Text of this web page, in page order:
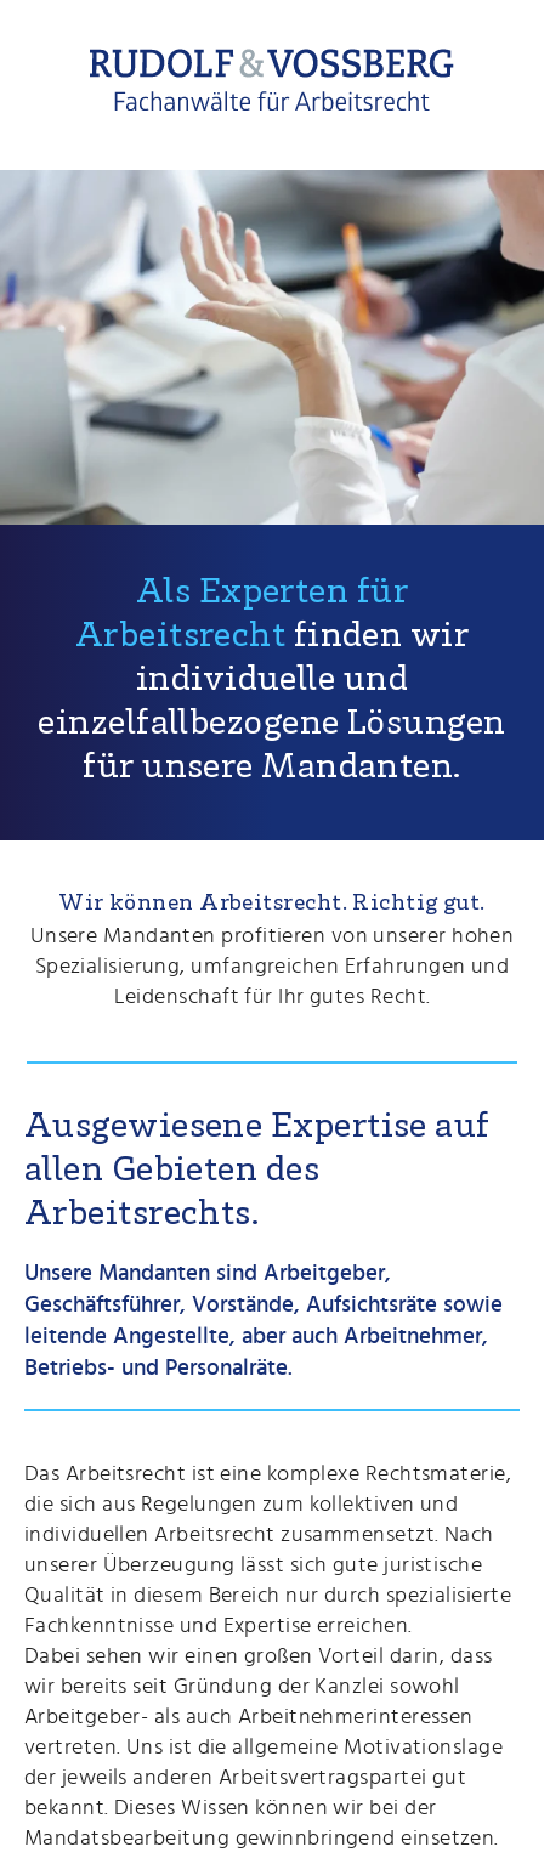
Als Experten für
Arbeitsrecht finden wir
individuelle und
einzelfallbezogene Lösungen
für unsere Mandanten.
Wir können Arbeitsrecht. Richtig gut.
Unsere Mandanten profitieren von unserer hohen
Spezialisierung, umfangreichen Erfahrungen und
Leidenschaft für Ihr gutes Recht.
Ausgewiesene Expertise auf
allen Gebieten des
Arbeitsrechts.
Unsere Mandanten sind Arbeitgeber,
Geschäftsführer, Vorstände, Aufsichtsräte sowie
leitende Angestellte, aber auch Arbeitnehmer,
Betriebs- und Personalräte.
Das Arbeitsrecht ist eine komplexe Rechtsmaterie,
die sich aus Regelungen zum kollektiven und
individuellen Arbeitsrecht zusammensetzt. Nach
unserer Überzeugung lässt sich gute juristische
Qualität in diesem Bereich nur durch spezialisierte
Fachkenntnisse und Expertise erreichen.
Dabei sehen wir einen großen Vorteil darin, dass
wir bereits seit Gründung der Kanzlei sowohl
Arbeitgeber- als auch Arbeitnehmerinteressen
vertreten. Uns ist die allgemeine Motivationslage
der jeweils anderen Arbeitsvertragspartei gut
bekannt. Dieses Wissen können wir bei der
Mandatsbearbeitung gewinnbringend einsetzen.